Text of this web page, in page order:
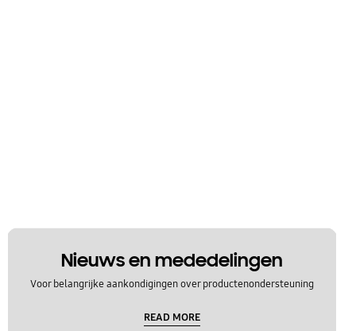
Nieuws en mededelingen
Voor belangrijke aankondigingen over productenondersteuning
READ MORE